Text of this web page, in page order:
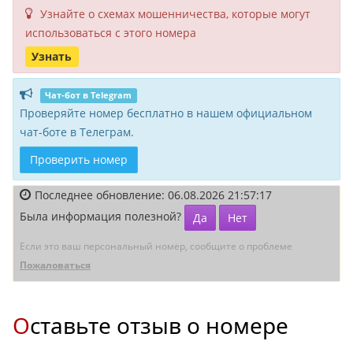
Узнайте о схемах мошенни­чества, кото­рые могут
исполь­зоваться с этого номера
Узнать
Чат-бот в Telegram
Проверяйте номер бесплатно в нашем официальном
чат-боте в Телеграм.
Проверить номер
Последнее обновление: 06.08.2026 21:57:17
Была информация полезной?
Да Нет
Если это ваш персональный номер, сообщите о проблеме
Пожаловаться
Оставьте отзыв о номере